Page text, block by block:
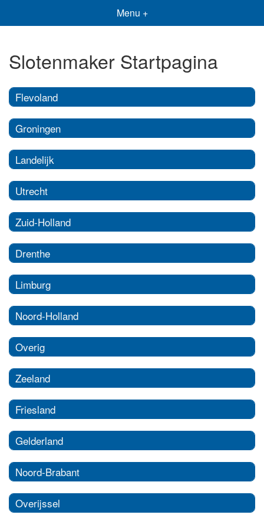
Menu +
Slotenmaker Startpagina
Flevoland
Groningen
Landelijk
Utrecht
Zuid-Holland
Drenthe
Limburg
Noord-Holland
Overig
Zeeland
Friesland
Gelderland
Noord-Brabant
Overijssel